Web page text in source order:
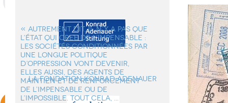
« AUTREMENT DIT, IL N’Y A PAS QUE
L’ÉTAT QUI CREE DE L’IMPENSABLE :
LES SOCIÉTÉS CONDITIONNÉES PAR
UNE LONGUE POLITIQUE
D’OPPRESSION VONT DEVENIR,
ELLES AUSSI, DES AGENTS DE
MAINTIEN ET DE RENFORCEMENT
DE L’IMPENSABLE OU DE
L’IMPOSSIBLE. TOUT CELA, ...
la Fondation Konrad Adenauer